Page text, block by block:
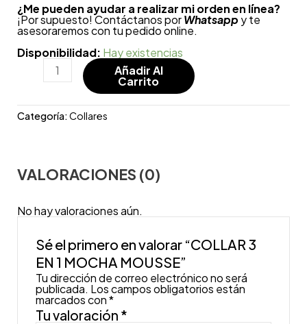
¿Me pueden ayudar a realizar mi orden en línea?
¡Por supuesto! Contáctanos porWhatsapp y te
asesoraremos con tu pedido online.
Disponibilidad: Hay existencias
Añadir Al
Carrito
Categoría:Collares
VALORACIONES (0)
No hay valoraciones aún.
Sé el primero en valorar “COLLAR 3
EN 1 MOCHA MOUSSE”
Tu dirección de correo electrónico no será
publicada. Los campos obligatorios están
marcados con*
Tu valoración *